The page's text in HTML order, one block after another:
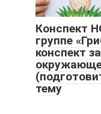
Конспект
группе
конспект
тему